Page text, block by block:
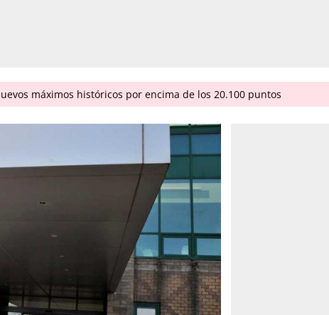
máximos históricos por encima de los 20.100 puntos